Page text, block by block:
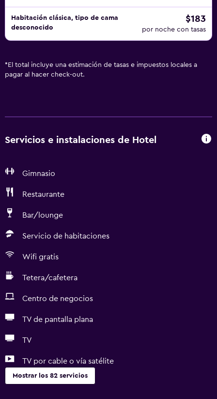
Habitación clásica, tipo de cama
desconocido
$183
por noche con tasas
* El total incluye una estimación de tasas e impuestos locales a
pagar al hacer check-out.
Servicios e instalaciones de Hotel
Gimnasio
Restaurante
Bar/lounge
Servicio de habitaciones
Wifi gratis
Tetera/cafetera
Centro de negocios
TV de pantalla plana
TV
TV por cable o vía satélite
Mostrar los 82 servicios